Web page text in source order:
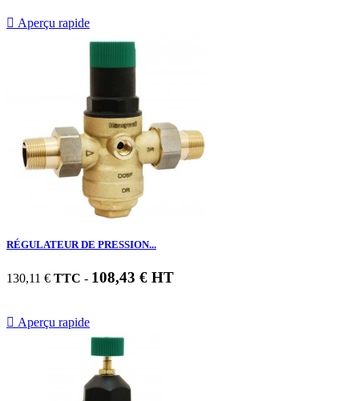
 Aperçu rapide
RÉGULATEUR DE PRESSION...
130,11 € TTC - 108,43 € HT
 Aperçu rapide